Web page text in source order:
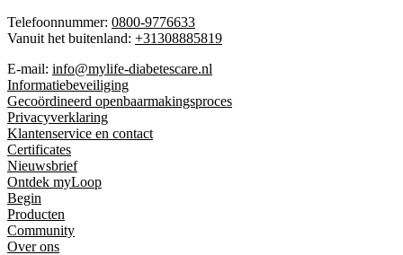
Telefoonnummer: 0800-9776633
Vanuit het buitenland: +31308885819
E-mail: info@mylife-diabetescare.nl
Informatiebeveiliging
Gecoördineerd openbaarmakingsproces
Privacyverklaring
Klantenservice en contact
Certificates
Nieuwsbrief
Ontdek myLoop
Begin
Producten
Community
Over ons